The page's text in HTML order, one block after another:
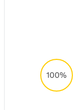
100%